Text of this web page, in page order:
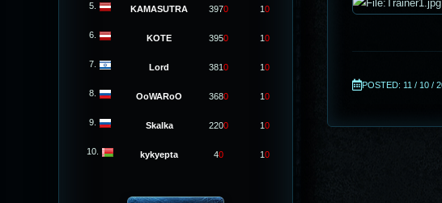
5. KAMASUTRA 3970 10
6. KOTE 3950 10
7. Lord 3810 10
8. OoWARoO 3680 10
9. Skalka 2200 10
10. kykyepta 40 10
POSTED: 11 / 10 /